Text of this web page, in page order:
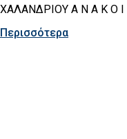
ΧΑΛΑΝΔΡΙΟΥ Α Ν Α Κ Ο Ι
Περισσότερα